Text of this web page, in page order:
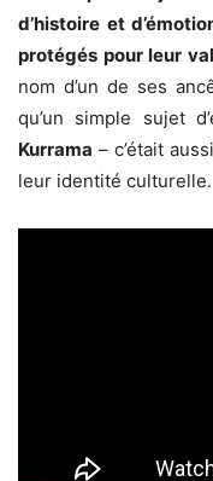
d’histoire et
protégés pour leur
nom d’un de ses
qu’un simple sujet
Kurrama – c’était
leur identité culturelle.